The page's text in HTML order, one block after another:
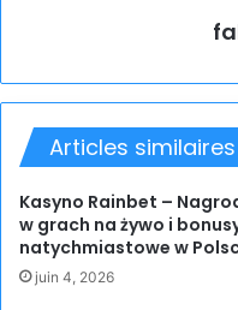
Articles similaires
Kasyno Rainbet –
w grach na żywo i
natychmiastowe w
juin 4, 2026